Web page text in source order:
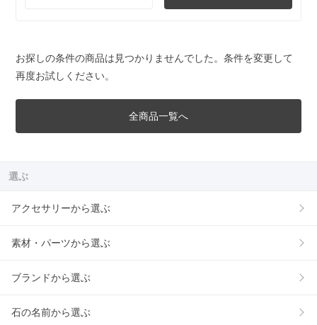
お探しの条件の商品は見つかりませんでした。条件を変更して
再度お試しください。
全商品一覧へ
選ぶ
アクセサリーから選ぶ
素材・パーツから選ぶ
ブランドから選ぶ
石の名前から選ぶ